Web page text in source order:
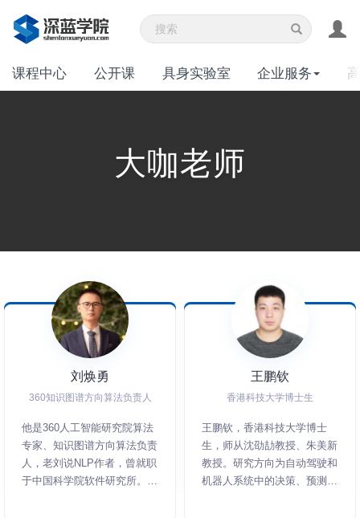
课程中心 公开课 具身实验室 企业服务
大咖老师
刘焕勇
360知识图谱方向算法负责人
他是360人工智能研究院算法
专家、知识图谱方向算法负责
人，老刘说NLP作者，曾就职
于中国科学院软件研究所。主
王鹏钦
香港科技大学博士生
王鹏钦，香港科技大学博士
生，师从沈劭劼教授、朱美新
教授。研究方向为自动驾驶和
机器人系统中的决策、预测和